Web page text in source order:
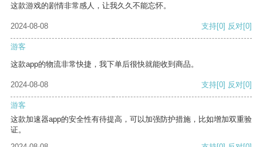
这款游戏的剧情非常感人，让我久久不能忘怀。
2024-08-08 支持[0] 反对[0]
游客
这款app的物流非常快捷，我下单后很快就能收到商品。
2024-08-08 支持[0] 反对[0]
游客
这款加速器app的安全性有待提高，可以加强防护措施，比如增加双重验
证。